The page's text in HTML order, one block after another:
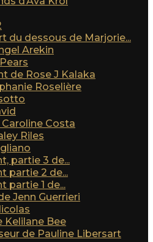
du dessous de Marjorie...
Arekin
de Rose J Kalaka
Roselière
Costa
Riles
partie 3 de...
partie 2 de...
partie 1 de...
Jenn Guerrieri
Kelilane Bee
de Pauline Libersart